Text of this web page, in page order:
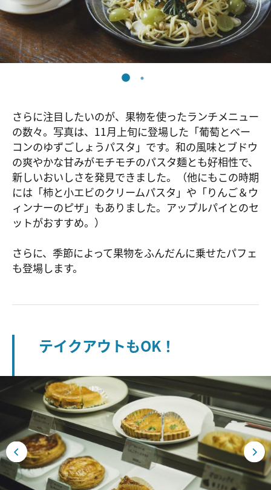
さらに注目したいのが、果物を使ったランチメニュー
の数々。写真は、11月上旬に登場した「葡萄とベー
コンのゆずごしょうパスタ」です。和の風味とブドウ
の爽やかな甘みがモチモチのパスタ麺とも好相性で、
新しいおいしさを発見できました。（他にもこの時期
には「柿と小エビのクリームパスタ」や「りんご＆ウ
ィンナーのピザ」もありました。アップルパイとのセ
ットがおすすめ。）
さらに、季節によって果物をふんだんに乗せたパフェ
も登場します。
テイクアウトもOK！